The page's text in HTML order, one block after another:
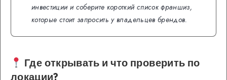
инвестиции и соберите короткий список франшиз,
которые стоит запросить у владельцев брендов.
Где открывать и что проверить по
локации?